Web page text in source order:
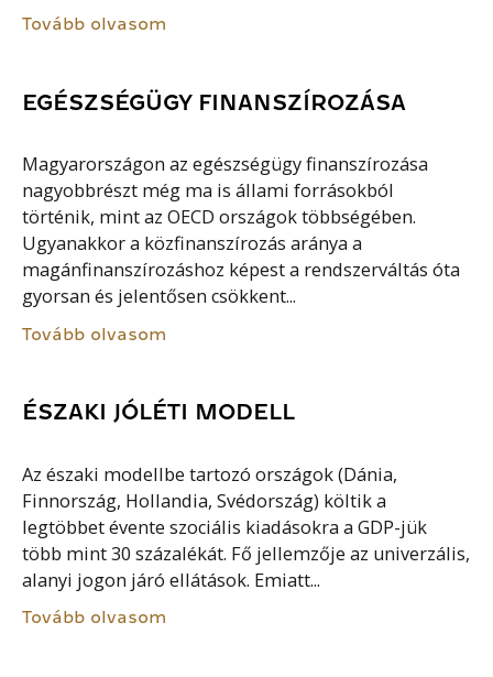
Tovább olvasom
EGÉSZSÉGÜGY FINANSZÍROZÁSA
Magyarországon az egészségügy finanszírozása
nagyobbrészt még ma is állami forrásokból
történik, mint az OECD országok többségében.
Ugyanakkor a közfinanszírozás aránya a
magánfinanszírozáshoz képest a rendszerváltás óta
gyorsan és jelentősen csökkent...
Tovább olvasom
ÉSZAKI JÓLÉTI MODELL
Az északi modellbe tartozó országok (Dánia,
Finnország, Hollandia, Svédország) költik a
legtöbbet évente szociális kiadásokra a GDP-jük
több mint 30 százalékát. Fő jellemzője az univerzális,
alanyi jogon járó ellátások. Emiatt...
Tovább olvasom